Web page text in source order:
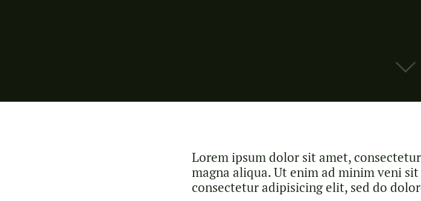
Lorem ipsum dolor sit amet,
magna aliqua. Ut enim ad minim veni
consectetur adipisicing elit, sed do